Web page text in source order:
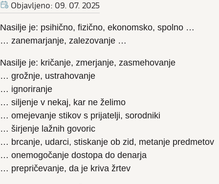
Objavljeno: 09. 07. 2025
Nasilje je: psihično, fizično, ekonomsko, spolno …
… zanemarjanje, zalezovanje …
Nasilje je: kričanje, zmerjanje, zasmehovanje
… grožnje, ustrahovanje
… ignoriranje
… siljenje v nekaj, kar ne želimo
… omejevanje stikov s prijatelji, sorodniki
… širjenje lažnih govoric
… brcanje, udarci, stiskanje ob zid, metanje predmetov
… onemogočanje dostopa do denarja
… prepričevanje, da je kriva žrtev